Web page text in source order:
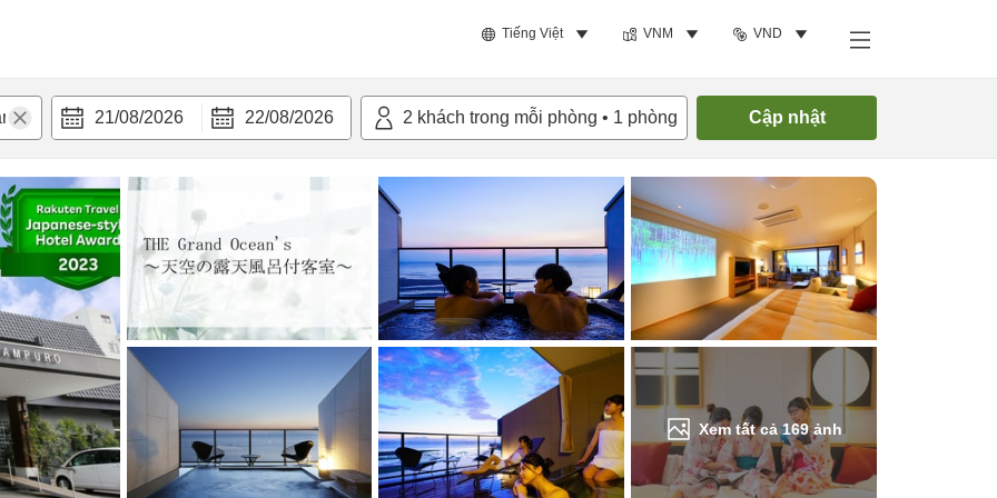
Tiếng Việt VNM VND
21/08/2026 22/08/2026 2 khách trong mỗi phòng • 1 phòng Cập nhật
Xem tất cả169ảnh
bật Tiện nghi Tìm phòng trống